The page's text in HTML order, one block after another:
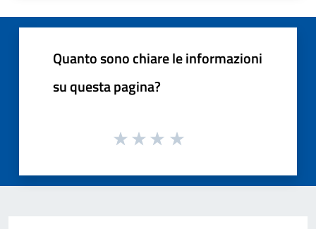
Quanto sono chiare le informazioni
su questa pagina?